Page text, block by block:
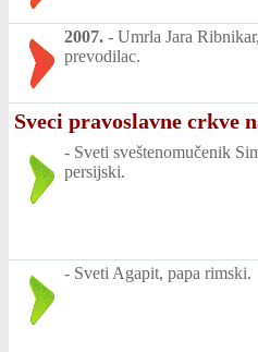
2007. - Umrla Jara
prevodilac.
Sveci pravoslavne crkve
- Sveti sveštenomučenik
persijski.
- Sveti Agapit, papa rimski.